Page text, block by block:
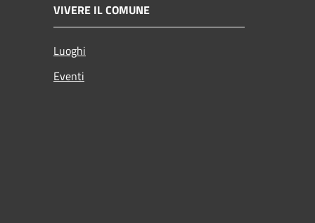
VIVERE IL COMUNE
Luoghi
Eventi